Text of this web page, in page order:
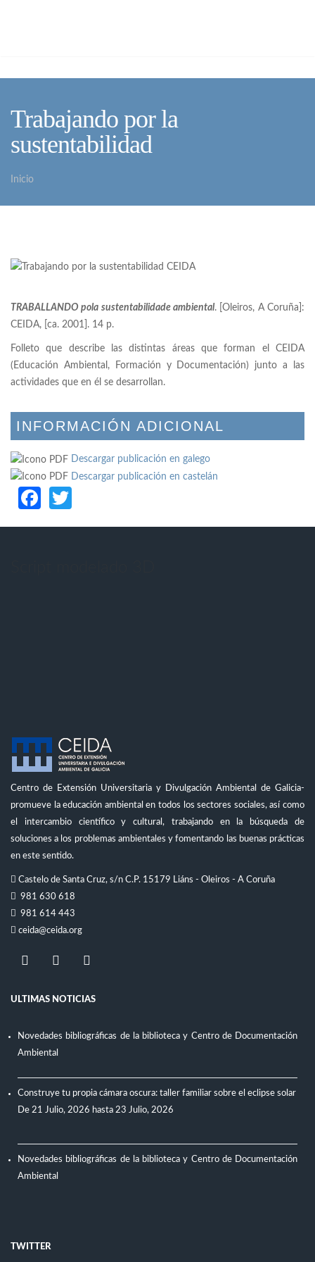
Trabajando por la
sustentabilidad
Inicio
TRABALLANDO pola sustentabilidade ambiental. [Oleiros, A Coruña]:
CEIDA, [ca. 2001]. 14 p.
Folleto que describe las distintas áreas que forman el CEIDA
(Educación Ambiental, Formación y Documentación) junto a las
actividades que en él se desarrollan.
INFORMACIÓN ADICIONAL
Descargar publicación en galego
Descargar publicación en castelán
Facebook
Centro de Extensión Universitaria y Divulgación Ambiental de Galicia-
promueve la educación ambiental en todos los sectores sociales, así como
el intercambio científico y cultural, trabajando en la búsqueda de
soluciones a los problemas ambientales y fomentando las buenas prácticas
en este sentido.
Castelo de Santa Cruz, s/n C.P. 15179 Liáns - Oleiros - A Coruña
981 630 618
981 614 443
ceida@ceida.org
ULTIMAS NOTICIAS
Novedades bibliográficas de la biblioteca y Centro de Documentación
Ambiental
Construye tu propia cámara oscura: taller familiar sobre el eclipse solar
De 21 Julio, 2026 hasta 23 Julio, 2026
Novedades bibliográficas de la biblioteca y Centro de Documentación
Ambiental
TWITTER